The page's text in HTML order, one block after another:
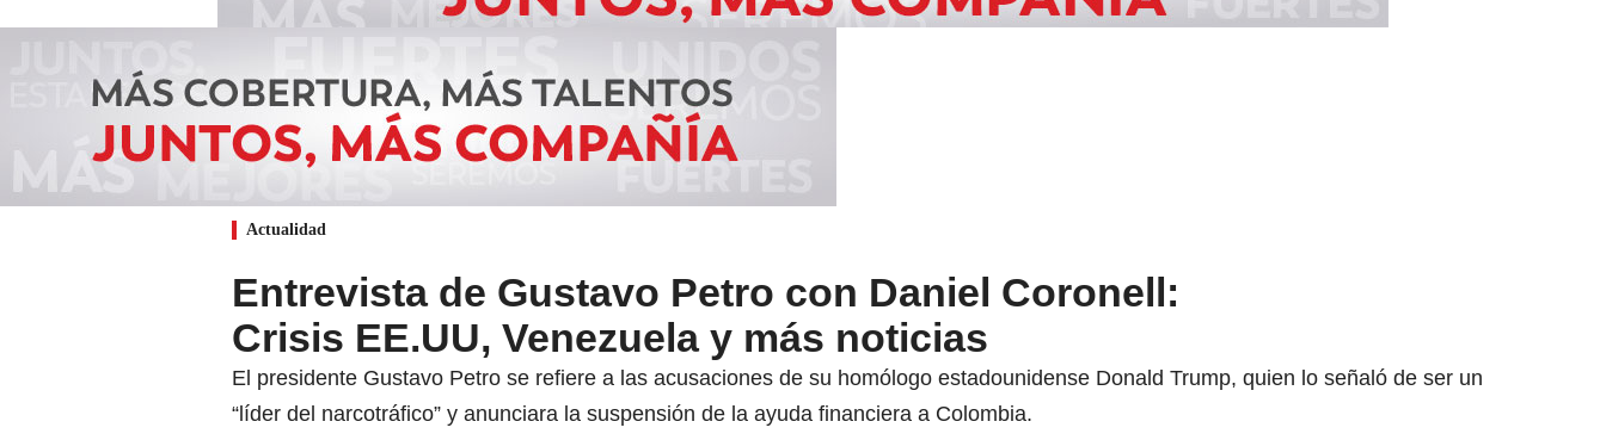
Actualidad
Entrevista de Gustavo Petro con Daniel Coronell:
Crisis EE.UU, Venezuela y más noticias
El presidente Gustavo Petro se refiere a las acusaciones de su homólogo estadounidense Donald Trump, quien lo señaló de ser un
“líder del narcotráfico” y anunciara la suspensión de la ayuda financiera a Colombia.